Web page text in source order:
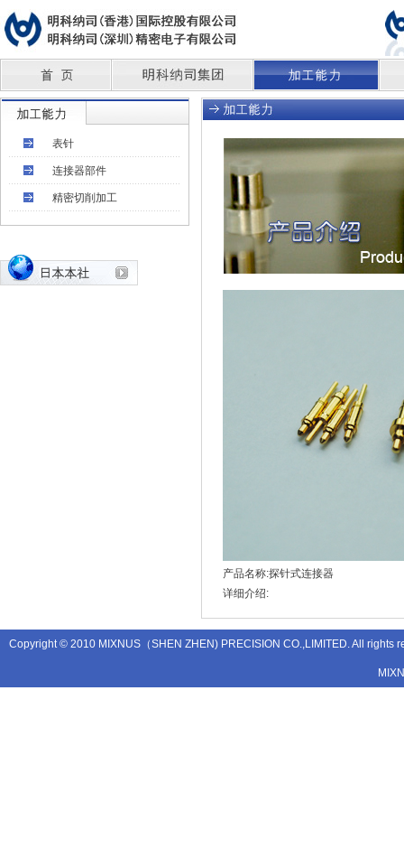
表针
连接器部件
精密切削加工
产品名称:探针式连接器
详细介绍:
Copyright © 2010 MIXNUS（SHEN ZHEN) PRECISION CO.,LIMITED. All rights